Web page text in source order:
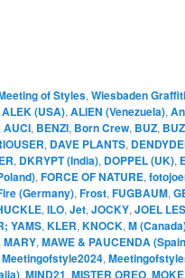
of Styles,Wiesbaden Graffiti
ALEK (USA),ALIEN (Venezuela),
,AUCI, BENZI, Born Crew, BUZ,
, DAVE PLANTS,
, DKRYPT (India), DOPPEL (UK),
,FORCE OF NATURE,
(Germany),Frost,FUGBAUM,
,ILO,Jet,JOCKY,JOEL
YAMS,KLER,KNOCK,M
,MARY,MAWE & PAUCENDA
Meetingofstyle2024,
,MIND21,MISTER OREO,